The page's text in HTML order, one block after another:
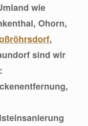
wie
Ohorn,
,
sind wir